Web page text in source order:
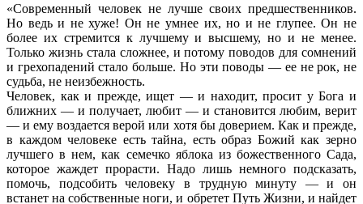
«Современный человек не лучше своих предшественников.
Но ведь и не хуже! Он не умнее их, но и не глупее. Он не
более их стремится к лучшему и высшему, но и не менее.
Только жизнь стала сложнее, и потому поводов для сомнений
и грехопадений стало больше. Но эти поводы — ее не рок, не
судьба, не неизбежность.
Человек, как и прежде, ищет — и находит, просит у Бога и
ближних — и получает, любит — и становится любим, верит
— и ему воздается верой или хотя бы доверием. Как и прежде,
в каждом человеке есть тайна, есть образ Божий как зерно
лучшего в нем, как семечко яблока из божественного Сада,
которое жаждет прорасти. Надо лишь немного подсказать,
помочь, подсобить человеку в трудную минуту — и он
встанет на собственные ноги, и обретет Путь Жизни, и найдет